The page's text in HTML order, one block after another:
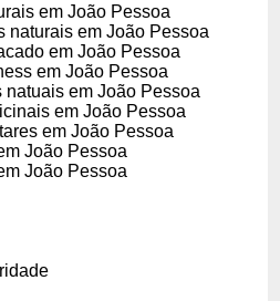
em João Pessoa
naturais em João Pessoa
em João Pessoa
em João Pessoa
natuais em João Pessoa
em João Pessoa
em João Pessoa
João Pessoa
João Pessoa